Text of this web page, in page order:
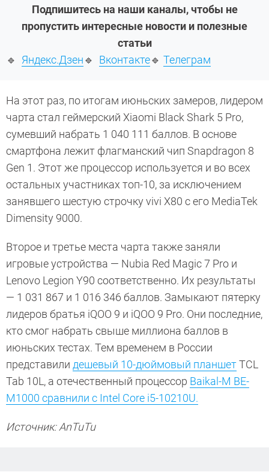
Подпишитесь на наши каналы, чтобы не
пропустить интересные новости и полезные
статьи
🔹 Яндекс.Дзен🔹 Вконтакте🔹 Телеграм
На этот раз, по итогам июньских замеров, лидером
чарта стал геймерский Xiaomi Black Shark 5 Pro,
сумевший набрать 1 040 111 баллов. В основе
смартфона лежит флагманский чип Snapdragon 8
Gen 1. Этот же процессор используется и во всех
остальных участниках топ-10, за исключением
занявшего шестую строчку vivi X80 c его MediaTek
Dimensity 9000.
Второе и третье места чарта также заняли
игровые устройства — Nubia Red Magic 7 Pro и
Lenovo Legion Y90 соответственно. Их результаты
— 1 031 867 и 1 016 346 баллов. Замыкают пятерку
лидеров братья iQOO 9 и iQOO 9 Pro. Они последние,
кто смог набрать свыше миллиона баллов в
июньских тестах. Тем временем в России
представили дешевый 10-дюймовый планшетTCL
Tab 10L, а отечественный процессор Baikal-M BE-
M1000 сравнили с Intel Core i5-10210U.
Источник: AnTuTu